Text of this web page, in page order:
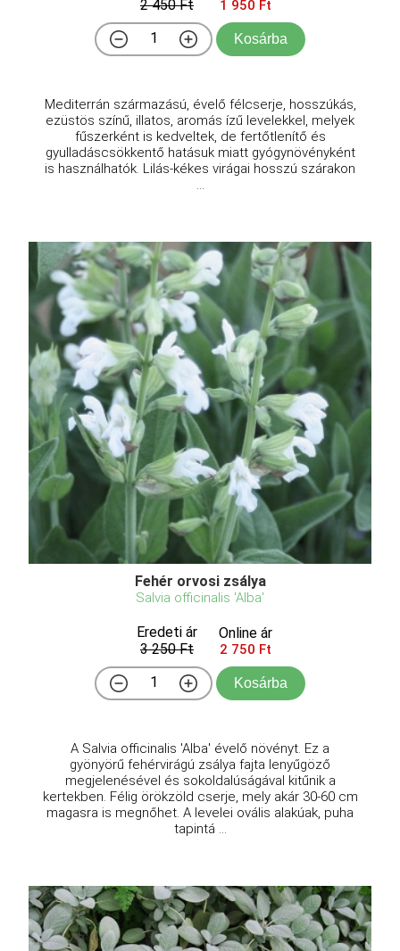
2 450 Ft 1 950 Ft
Kosárba
Mediterrán származású, évelő félcserje, hosszúkás,
ezüstös színű, illatos, aromás ízű levelekkel, melyek
fűszerként is kedveltek, de fertőtlenítő és
gyulladáscsökkentő hatásuk miatt gyógynövényként
is használhatók. Lilás-kékes virágai hosszú szárakon
...
Fehér orvosi zsálya
Salvia officinalis 'Alba'
Eredeti ár
3 250 Ft
Online ár
2 750 Ft
Kosárba
A Salvia officinalis 'Alba' évelő növényt. Ez a
gyönyörű fehérvirágú zsálya fajta lenyűgöző
megjelenésével és sokoldalúságával kitűnik a
kertekben. Félig örökzöld cserje, mely akár 30-60 cm
magasra is megnőhet. A levelei ovális alakúak, puha
tapintá ...